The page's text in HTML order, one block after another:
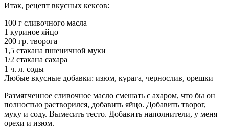
Итак, рецепт вкусных кексов:
100 г сливочного масла
1 куриное яйцо
200 гр. творога
1,5 стакана пшеничной муки
1/2 стакана сахара
1 ч. л. соды
Любые вкусные добавки: изюм, курага, чернослив, орешки
Размягченное сливочное масло смешать с ахаром, что бы он
полностью растворился, добавить яйцо. Добавить творог,
муку и соду. Вымесить тесто. Добавить наполнители, у меня
орехи и изюм.